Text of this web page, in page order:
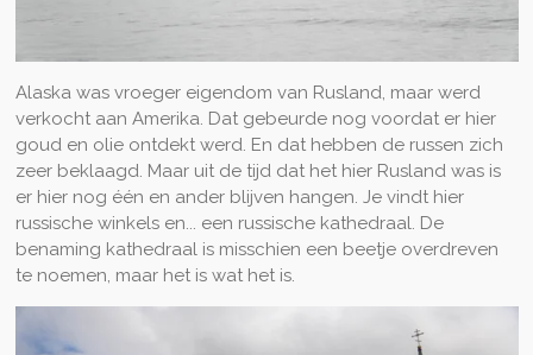
Alaska was vroeger eigendom van Rusland, maar werd
verkocht aan Amerika. Dat gebeurde nog voordat er hier
goud en olie ontdekt werd. En dat hebben de russen zich
zeer beklaagd. Maar uit de tijd dat het hier Rusland was is
er hier nog één en ander blijven hangen. Je vindt hier
russische winkels en... een russische kathedraal. De
benaming kathedraal is misschien een beetje overdreven
te noemen, maar het is wat het is.